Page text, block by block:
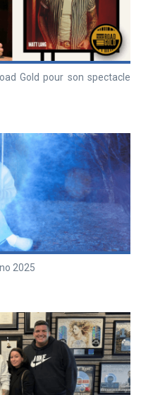
Gold pour son spectacle
2025